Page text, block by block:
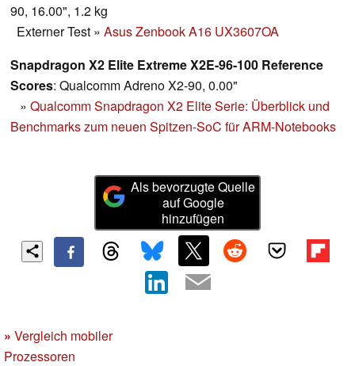
90, 16.00", 1.2 kg
Externer Test » Asus Zenbook A16 UX3607OA
Snapdragon X2 Elite Extreme X2E-96-100 Reference
Scores: Qualcomm Adreno X2-90, 0.00"
» Qualcomm Snapdragon X2 Elite Serie: Überblick und
Benchmarks zum neuen Spitzen-SoC für ARM-Notebooks
Als bevorzugte Quelle
auf Google
hinzufügen
» Vergleich mobiler
Prozessoren